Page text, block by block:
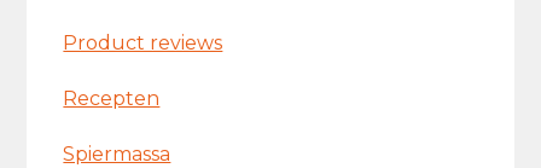
Product reviews
Recepten
Spiermassa